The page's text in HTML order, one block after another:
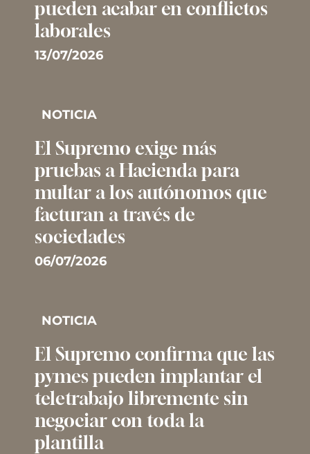
pueden acabar en conflictos
laborales
13/07/2026
NOTICIA
El Supremo exige más
pruebas a Hacienda para
multar a los autónomos que
facturan a través de
sociedades
06/07/2026
NOTICIA
El Supremo confirma que las
pymes pueden implantar el
teletrabajo libremente sin
negociar con toda la
plantilla